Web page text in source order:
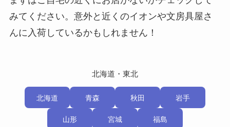
みてください。意外と近くのイオンや文房具屋さ
んに入荷しているかもしれません！
北海道・東北
北海道 青森 秋田 岩手
山形 宮城 福島